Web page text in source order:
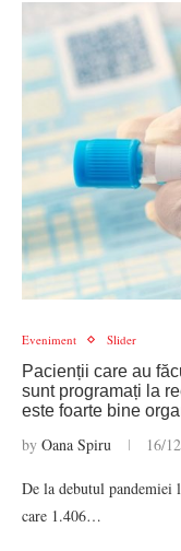
Eveniment Slider
Pacienții care au
sunt programați la
este foarte bine
by Oana Spiru 16/
De la debutul
care 1.406…